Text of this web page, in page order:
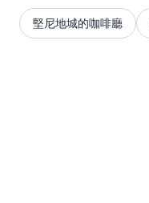
堅尼地城的咖啡廳